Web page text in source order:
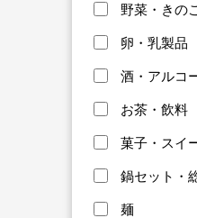
野菜・きのこ
卵・乳製品
酒・アルコ
お茶・飲料
菓子・スイ
鍋セット・
麺